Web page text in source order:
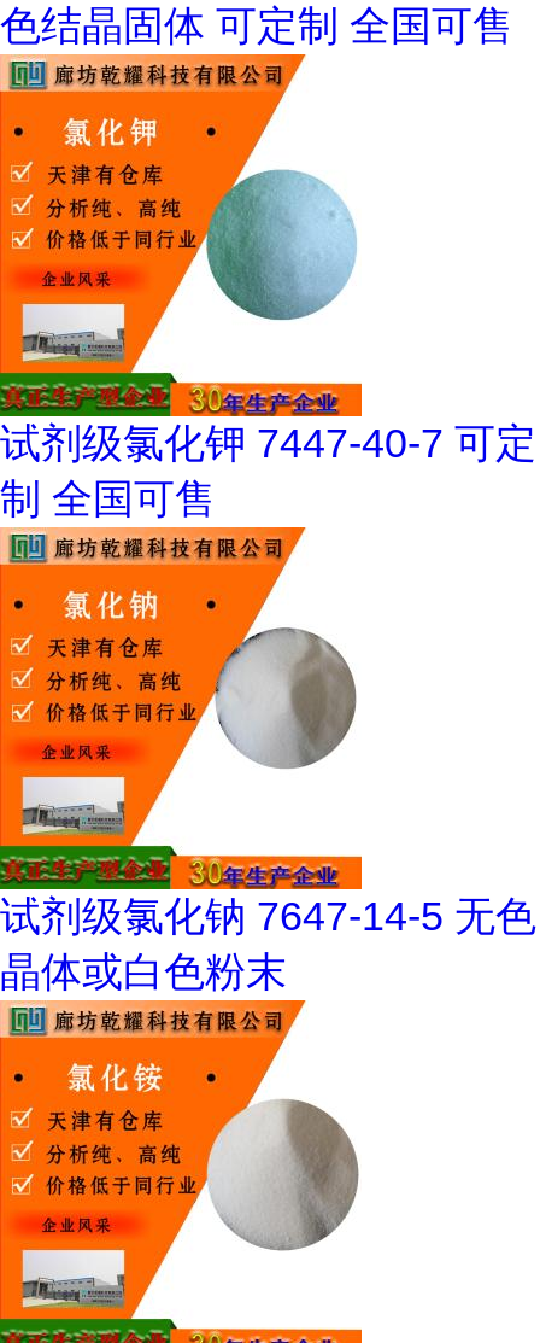
色结晶固体 可定制 全国可售
试剂级氯化钾 7447-40-7 可定
制 全国可售
试剂级氯化钠 7647-14-5 无色
晶体或白色粉末